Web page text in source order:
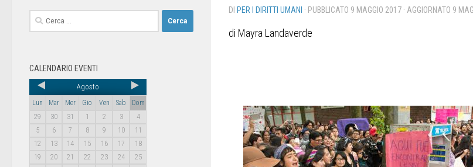
DI PER I DIRITTI UMANI · PUBBLICATO 9 MAGGIO 2017 · AGGIORNATO 9
di Mayra Landaverde
CALENDARIO EVENTI
Agosto
Lun Mar Mer Gio Ven Sab
Dom
29
30 31 1 2 3
4
5
6 7 8 9 10
11
12
13 14 15 16 17
18
19
20 21 22 23 24
25